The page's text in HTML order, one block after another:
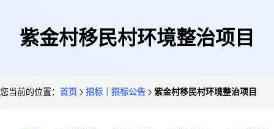
紫金村移民村环境整治项目
您当前的位置： 首页 招标｜招标公告 紫金村移民村环境整治项目